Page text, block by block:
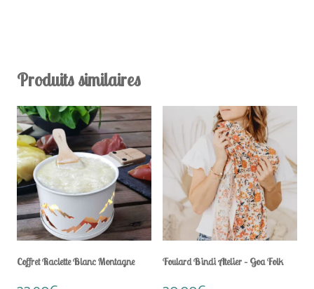
Produits similaires
Coffret Raclette Blanc Montagne Foulard Bindi Atelier – Goa Folk